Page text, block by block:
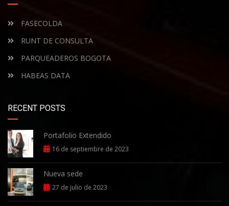
FASECOLDA
RUNT DE CONSULTA
PARQUEADEROS BOGOTA
HABEAS DATA
RECENT POSTS
Portafolio Extendido
16 de septiembre de 2023
Nueva sede
27 de julio de 2023